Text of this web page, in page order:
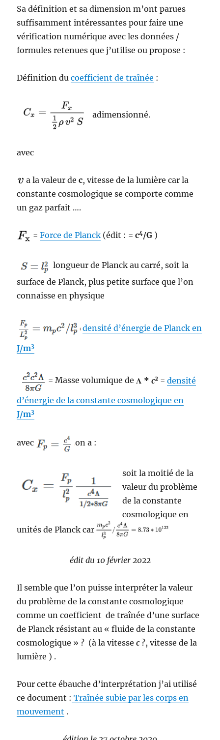
Sa définition et sa dimension m’ont parues
suffisamment intéressantes pour faire une
vérification numérique avec les données /
formules retenues que j’utilise ou propose :
Définition ducoefficient de traînée :
adimensionné.
avec
a la valeur dec, vitesse de la lumière car la
constante cosmologique se comporte comme
un gaz parfait ….
=Force de Planck (édit : =c4/G )
longueur de Planck au carré, soit la
surface de Planck, plus petite surface que l’on
connaisse en physique
densité d’énergie de Planck en
J/m3
= Masse volumique de Λ *c2 =densité
d’énergie de la constante cosmologique en
J/m3
avec on a :
soit la moitié de la
valeur du problème
de la constante
cosmologique en
unités de Planck car
édit du 10 février 2022
Il semble que l’on puisse interpréter la valeur
du problème de la constante cosmologique
comme un coefficient de traînée d’une surface
de Planck résistant au « fluide de la constante
cosmologique » ? (à la vitessec?, vitesse de la
lumière ) .
Pour cette ébauche d’interprétation j’ai utilisé
ce document : Traînée subie par les corps en
mouvement .